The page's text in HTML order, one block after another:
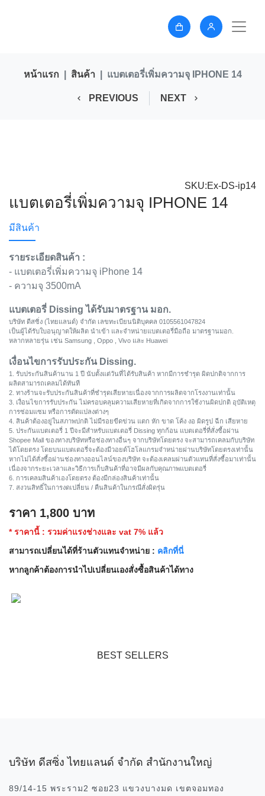
หน้าแรก สินค้า แบตเตอรี่เพิ่มความจุ IPHONE 14
PREVIOUS NEXT
SKU:Ex-DS-ip14
แบตเตอรี่เพิ่มความจุ IPHONE 14
มีสินค้า
รายระเอียดสินค้า :
- แบตเตอรี่เพิ่มความจุ iPhone 14
- ความจุ 3500mA
แบตเตอรี่ Dissing ได้รับมาตรฐาน มอก.
บริษัท ดีสซิ่ง (ไทยแลนด์) จำกัด เลขทะเบียนนิติบุคคล 0105561047824
เป็นผู้ได้รับใบอนุญาตให้ผลิต นำเข้า และจำหน่ายแบตเตอรี่มือถือ มาตรฐานมอก.
หลากหลายรุ่น เช่น Samsung , Oppo , Vivo และ Huawei
เงื่อนไขการรับประกัน Dissing.
1. รับประกันสินค้านาน 1 ปี นับตั้งแต่วันที่ได้รับสินค้า หากมีการชำรุด ผิดปกติจากการ
ผลิตสามารถเคลมได้ทันที
2. ทางร้านจะรับประกันสินค้าที่ชำรุดเสียหายเนื่องจากการผลิตจากโรงงานเท่านั้น
3. เงื่อนไขการรับประกัน ไม่ครอบคลุมความเสียหายที่เกิดจากการใช้งานผิดปกติ อุบัติเหตุ
การซ่อมแซม หรือการดัดแปลงต่างๆ
4. สินค้าต้องอยู่ในสภาพปกติ ไม่มีรอยขีดข่วน แตก หัก ขาด โค้ง งอ ผิดรูป ฉีก เสียหาย
5. ประกันแบตเตอรี่ 1 ปีจะมีสำหรับแบตเตอรี่ Dissing ทุกก้อน แบตเตอรี่ที่สั่งซื้อผ่าน
Shopee Mall ของทางบริษัทหรือช่องทางอื่นๆ จากบริษัทโดยตรง จะสามารถเคลมกับบริษัท
ได้โดยตรง โดยบนแบตเตอรี่จะต้องมีวอยด์โฮโลแกรมจำหน่ายผ่านบริษัทโดยตรงเท่านั้น
หากไม่ได้สั่งซื้อผ่านช่องทางออนไลน์ของบริษัท จะต้องเคลมผ่านตัวแทนที่สั่งซื้อมาเท่านั้น
เนื่องจากระยะเวลาและวิธีการเก็บสินค้าที่อาจมีผลกับคุณภาพแบตเตอรี่
6. การเคลมสินค้าเองโดยตรง ต้องมีกล่องสินค้าเท่านั้น
7. สงวนสิทธิ์ในการงดเปลี่ยน / คืนสินค้าในกรณีสั่งผิดรุ่น
ราคา 1,800 บาท
* ราคานี้ : รวมค่าแรงช่างและ vat 7% แล้ว
สามารถเปลี่ยนได้ที่ร้านตัวแทนจำหน่าย : คลิกที่นี่
หากลูกค้าต้องการนำไปเปลี่ยนเองสั่งซื้อสินค้าได้ทาง
BEST SELLERS
บริษัท ดีสซิ่ง ไทยแลนด์ จำกัด สำนักงานใหญ่
89/14-15 พระราม2 ซอย23 แขวงบางมด เขตจอมทอง